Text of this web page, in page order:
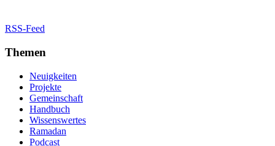
RSS-Feed
Themen
Neuigkeiten
Projekte
Gemeinschaft
Handbuch
Wissenswertes
Ramadan
Podcast